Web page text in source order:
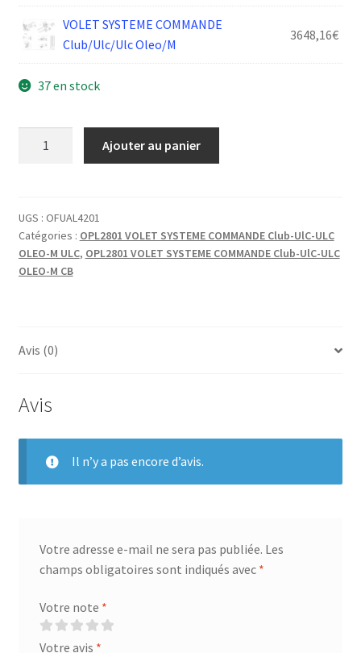
VOLET SYSTEME COMMANDE
Club/Ulc/Ulc Oleo/M
3648,16€
37 en stock
COURROIE
Ajouter au panier
UGS : OFUAL4201
Catégories : OPL2801 VOLET SYSTEME COMMANDE Club-UlC-ULC
OLEO-M ULC, OPL2801 VOLET SYSTEME COMMANDE Club-UlC-ULC
OLEO-M CB
Avis (0)
Avis
Il n’y a pas encore d’avis.
Votre adresse e-mail ne sera pas publiée. Les
champs obligatoires sont indiqués avec *
Votre note *
Votre avis *